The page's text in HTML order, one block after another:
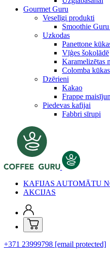
Gourmet Guru
Veselīgi produkti
Smoothie
Uzkodas
Panettone
Vīģes šokolādē
Karamelizētas
Colomba kūkas
Dzērieni
Kakao
Frappe
Piedevas kafijai
Fabbri sīrupi
KAFIJAS AUTOMĀTU
AKCIJAS
+371 23999798 [email protected]